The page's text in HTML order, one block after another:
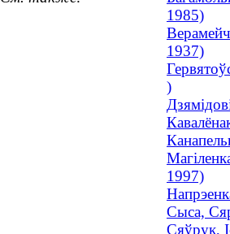
1985)
1937)
)
1997)
Сыса,
Сяўрук,